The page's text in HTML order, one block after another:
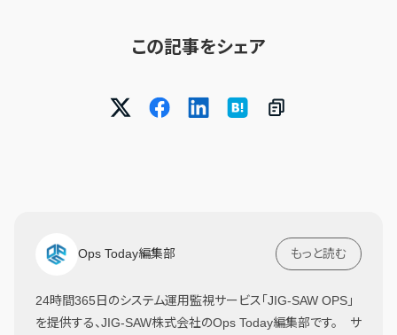
この記事をシェア
Ops Today編集部 もっと読む
24時間365日のシステム運用監視サービス「JIG-SAW OPS」
を提供する、JIG-SAW株式会社のOps Today編集部です。 サ